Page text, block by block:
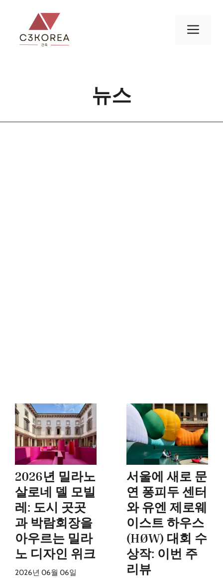
메
뉴스
2026년 밀라노
살로네 델 모빌
레: 도시 곳곳
과 박람회장을
아우르는 밀라
노 디자인 위크
2026년 06월 06일
서울에 새로 문
연 퐁피두 센터
와 유엔 제로웨
이스트 하우스
(HØW) 대회 수
상작: 이번 주
리뷰